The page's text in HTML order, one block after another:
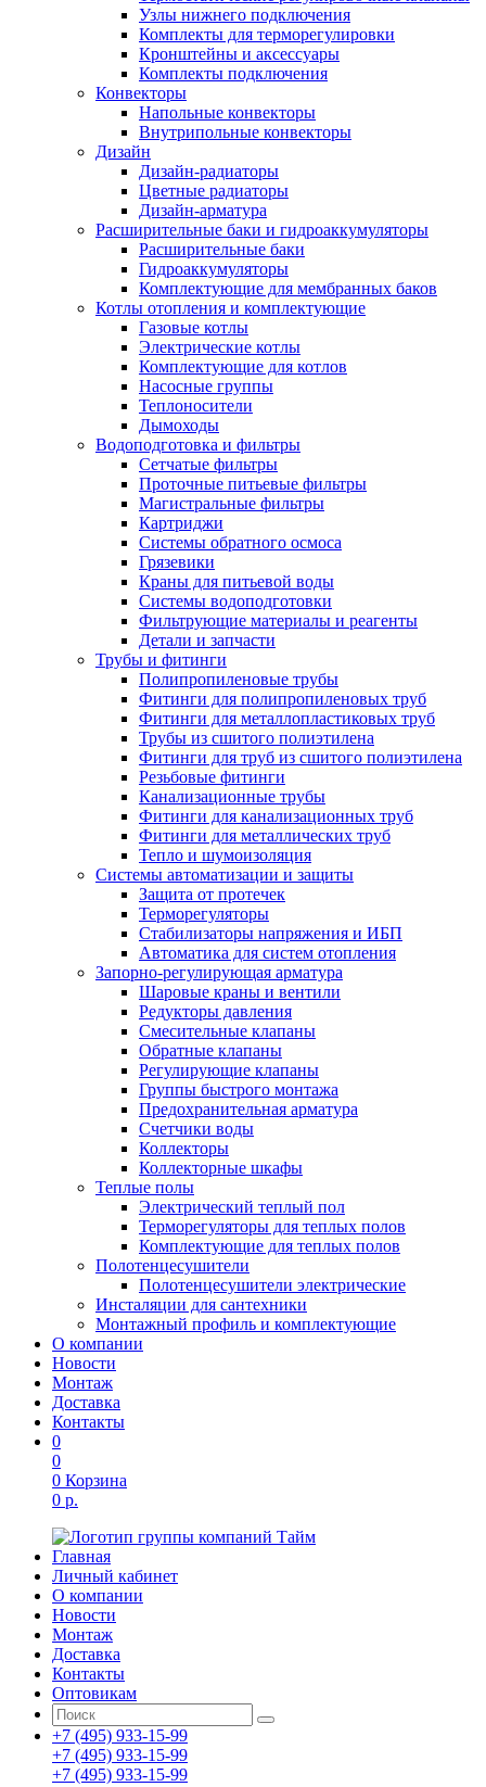
Узлы нижнего подключения
Комплекты для терморегулировки
Кронштейны и аксессуары
Комплекты подключения
Конвекторы
Напольные конвекторы
Внутрипольные конвекторы
Дизайн
Дизайн-радиаторы
Цветные радиаторы
Дизайн-арматура
Расширительные баки и гидроаккумуляторы
Расширительные баки
Гидроаккумуляторы
Комплектующие для мембранных баков
Котлы отопления и комплектующие
Газовые котлы
Электрические котлы
Комплектующие для котлов
Насосные группы
Теплоносители
Дымоходы
Водоподготовка и фильтры
Сетчатые фильтры
Проточные питьевые фильтры
Магистральные фильтры
Картриджи
Системы обратного осмоса
Грязевики
Краны для питьевой воды
Системы водоподготовки
Фильтрующие материалы и реагенты
Детали и запчасти
Трубы и фитинги
Полипропиленовые трубы
Фитинги для полипропиленовых труб
Фитинги для металлопластиковых труб
Трубы из сшитого полиэтилена
Фитинги для труб из сшитого полиэтилена
Резьбовые фитинги
Канализационные трубы
Фитинги для канализационных труб
Фитинги для металлических труб
Тепло и шумоизоляция
Системы автоматизации и защиты
Защита от протечек
Терморегуляторы
Стабилизаторы напряжения и ИБП
Автоматика для систем отопления
Запорно-регулирующая арматура
Шаровые краны и вентили
Редукторы давления
Смесительные клапаны
Обратные клапаны
Регулирующие клапаны
Группы быстрого монтажа
Предохранительная арматура
Счетчики воды
Коллекторы
Коллекторные шкафы
Теплые полы
Электрический теплый пол
Терморегуляторы для теплых полов
Комплектующие для теплых полов
Полотенцесушители
Полотенцесушители электрические
Инсталяции для сантехники
Монтажный профиль и комплектующие
О компании
Новости
Монтаж
Доставка
Контакты
0
0
0 Корзина
0 р.
Главная
Личный кабинет
О компании
Новости
Монтаж
Доставка
Контакты
Оптовикам
+7 (495) 933-15-99
+7 (495) 933-15-99
+7 (495) 933-15-99